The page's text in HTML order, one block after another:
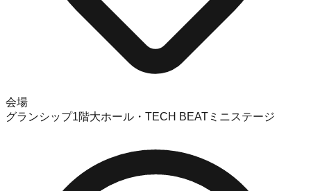
会場
グランシップ1階大ホール・TECH BEATミニステージ